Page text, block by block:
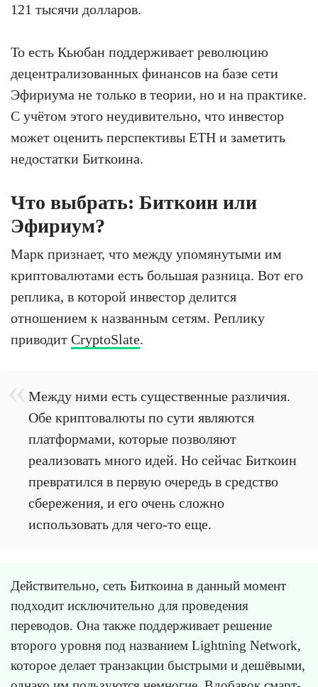
121 тысячи долларов.
То есть Кьюбан поддерживает революцию
децентрализованных финансов на базе сети
Эфириума не только в теории, но и на практике.
С учётом этого неудивительно, что инвестор
может оценить перспективы ETH и заметить
недостатки Биткоина.
Что выбрать: Биткоин или
Эфириум?
Марк признает, что между упомянутыми им
криптовалютами есть большая разница. Вот его
реплика, в которой инвестор делится
отношением к названным сетям. Реплику
приводит CryptoSlate.
Между ними есть существенные различия.
Обе криптовалюты по сути являются
платформами, которые позволяют
реализовать много идей. Но сейчас Биткоин
превратился в первую очередь в средство
сбережения, и его очень сложно
использовать для чего-то еще.
Действительно, сеть Биткоина в данный момент
подходит исключительно для проведения
переводов. Она также поддерживает решение
второго уровня под названием Lightning Network,
которое делает транзакции быстрыми и дешёвыми,